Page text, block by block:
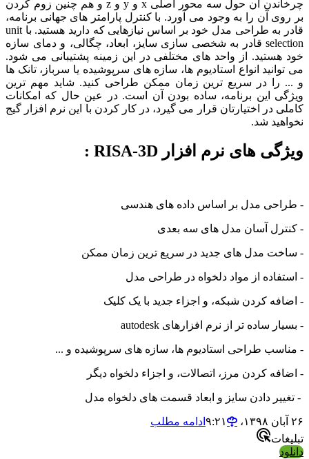
چرخاندن آن حول سه محور اصلی x و y و z و هم چنین زوم کردن
بر روی آن را به وجود می آورد. با کنترل پارامتر های جهانی برنامه،
قادر به طراحی مدل خود بر اساس نیازهایی که دارید هستید. با unit
selection قادر به شخصی سازی سایز، ابعاد، چگالی، و دمای سازه
خود هستید. از واحد های مختلفی در این زمینه پشتیبانی می شود.
می توانید انواع استادیوم ها، سازه های سرپوشیده یا سرباز، تانک ها
و ... را در سریع ترین زمان ممکن طراحی کنید. شاید مهم ترین
ویژگی این برنامه، ساده بودن آن است. در عین حال که امکانات
کاملی در اختیارتان قرار می گیرد، در کار کردن با این نرم افزار گیج
نخواهید شد.
ویژگی های نرم افزار RISA-3D :
- طراحی مدل بر اساس داده های هندسی
- کنترل آسان مدل های سه بعدی
- ساخت مدل های جدید در سریع ترین زمان ممکن
- استفاده از مواد دلخواه در طراحی مدل
- اضافه کردن شبکه، و اجزاء جدید با یک کلیک
- بسیار ساده تر از نرم افزارهای autodesk
- مناسب طراحی استادیوم ها، سازه های سرپوشیده و ...
- اضافه کردن مرز، اتصالات، و اجزاء دلخواه دیگر
- تغییر دادن سایز و ابعاد قسمت های دلخواه مدل
۲۶ آبان ۱۳۹۸،‏ ۹:۲۱
ادامه مطلب
تبلیغات
دانلود